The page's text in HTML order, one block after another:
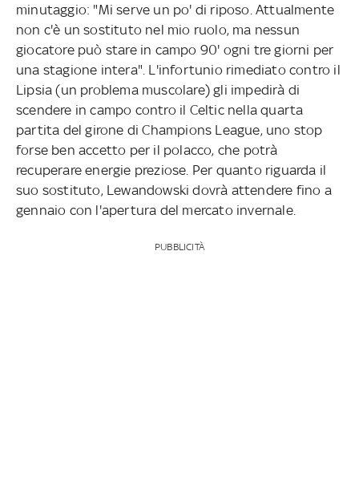
minutaggio: "Mi serve un po' di riposo. Attualmente
non c'è un sostituto nel mio ruolo, ma nessun
giocatore può stare in campo 90' ogni tre giorni per
una stagione intera". L'infortunio rimediato contro il
Lipsia (un problema muscolare) gli impedirà di
scendere in campo contro il Celtic nella quarta
partita del girone di Champions League, uno stop
forse ben accetto per il polacco, che potrà
recuperare energie preziose. Per quanto riguarda il
suo sostituto, Lewandowski dovrà attendere fino a
gennaio con l'apertura del mercato invernale.
PUBBLICITÀ